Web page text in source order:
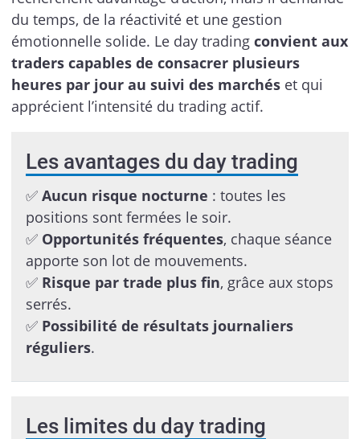
du temps, de la réactivité et une gestion
émotionnelle solide. Le day trading convient aux
traders capables de consacrer plusieurs
heures par jour au suivi des marchéset qui
apprécient l’intensité du trading actif.
Les avantages du day trading
✅ Aucun risque nocturne : toutes les
positions sont fermées le soir.
✅ Opportunités fréquentes, chaque séance
apporte son lot de mouvements.
✅ Risque par trade plus fin, grâce aux stops
serrés.
✅ Possibilité de résultats journaliers
réguliers.
Les limites du day trading